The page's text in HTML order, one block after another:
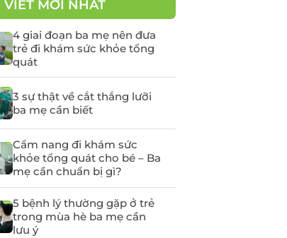
Tầm soát Ung thư Tiền
liệt tuyến
Tầm soát Ung thư phụ
khoa
Tầm soát ung thư vú
VIẾT MỚI NHẤT
4 giai đoạn ba mẹ nên đưa
trẻ đi khám sức khỏe tổng
quát
3 sự thật về cắt thắng lưỡi
ba mẹ cần biết
Cẩm nang đi khám sức
khỏe tổng quát cho bé – Ba
mẹ cần chuẩn bị gì?
5 bệnh lý thường gặp ở trẻ
trong mùa hè ba mẹ cần
lưu ý